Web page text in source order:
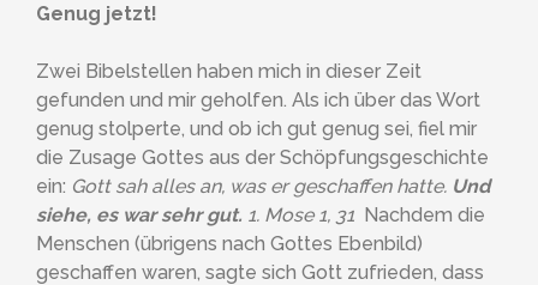
Genug jetzt!
Zwei Bibelstellen haben mich in dieser Zeit
gefunden und mir geholfen. Als ich über das Wort
genug stolperte, und ob ich gut genug sei, fiel mir
die Zusage Gottes aus der Schöpfungsgeschichte
ein: Gott sah alles an, was er geschaffen hatte. Und
siehe, es war sehr gut. 1. Mose 1, 31 Nachdem die
Menschen (übrigens nach Gottes Ebenbild)
geschaffen waren, sagte sich Gott zufrieden, dass